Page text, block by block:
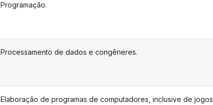
Programação.
Processamento de dados e congêneres.
Elaboração de programas de computadores, inclusive de jogos